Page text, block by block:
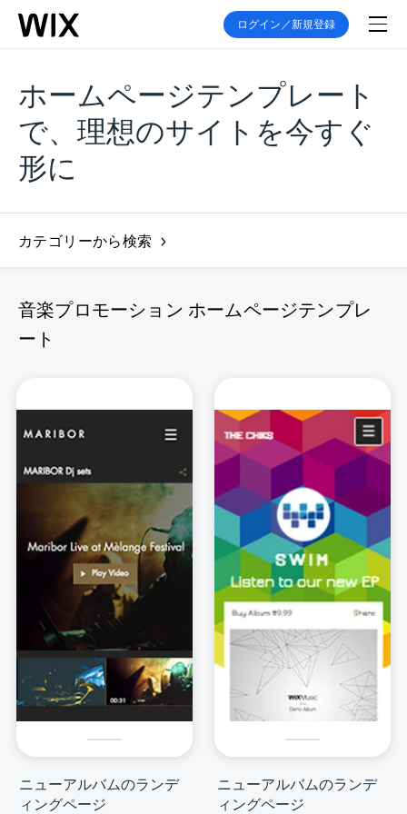
ログイン／新規登録
ホームページテンプレート
で、理想のサイトを今すぐ
形に
カテゴリーから検索
音楽プロモーション ホームページテンプレ
ート
ニューアルバムのランデ
ィングページ
ニューアルバムのランデ
ィングページ